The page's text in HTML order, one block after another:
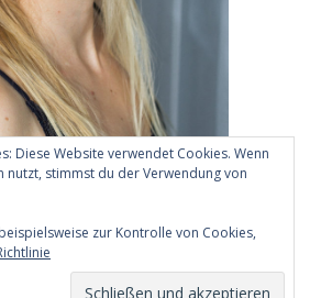
Diese Website verwendet Cookies. Wenn
nutzt, stimmst du der Verwendung von
zur Kontrolle von Cookies,